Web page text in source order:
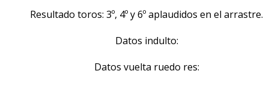
Resultado toros: 3º, 4º y 6º aplaudidos en el arrastre.
Datos indulto:
Datos vuelta ruedo res: